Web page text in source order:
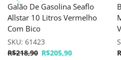
Galão De Gasolina Seaflo
Allstar 10 Litros Vermelho
Com Bico
SKU: 61423
R$218,90 R$205,90